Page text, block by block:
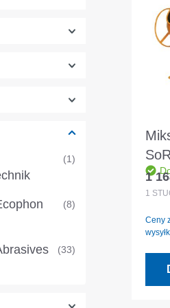
(1)
(8)
(33)
1
1
Ceny